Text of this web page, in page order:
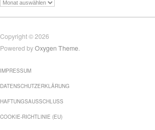
Copyright © 2026
Powered byOxygen Theme.
IMPRESSUM
DATENSCHUTZERKLÄRUNG
HAFTUNGSAUSSCHLUSS
COOKIE-RICHTLINIE (EU)